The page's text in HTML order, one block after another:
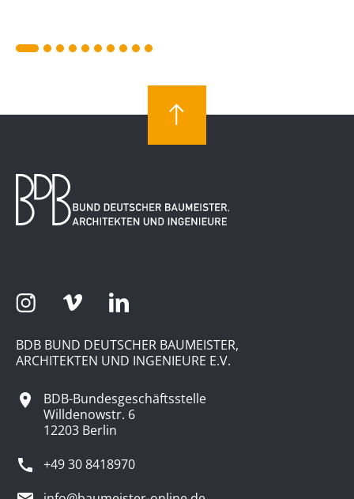
BDB BUND DEUTSCHER BAUMEISTER,
ARCHITEKTEN UND INGENIEURE E.V.
BDB-Bundesgeschäftsstelle
Willdenowstr. 6
12203 Berlin
+49 30 8418970